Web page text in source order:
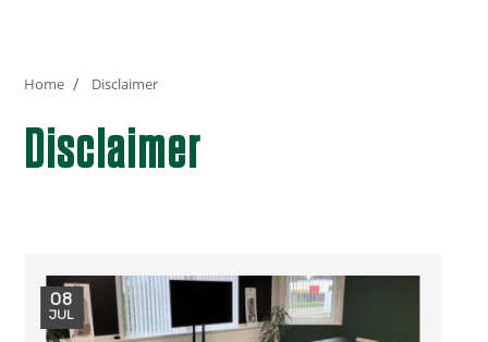
Home Disclaimer
Disclaimer
08
JUL